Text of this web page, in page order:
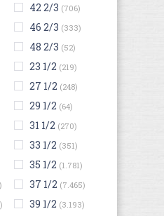
42 2/3 (706)
46 2/3 (333)
48 2/3 (52)
23 1/2 (219)
27 1/2 (248)
29 1/2 (64)
31 1/2 (270)
33 1/2 (351)
35 1/2 (1.781)
37 1/2 (7.465)
39 1/2 (3.193)